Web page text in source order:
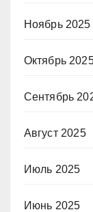
Ноябрь 2025
Октябрь
Сентябрь
Август 2025
Июль 2025
Июнь 2025